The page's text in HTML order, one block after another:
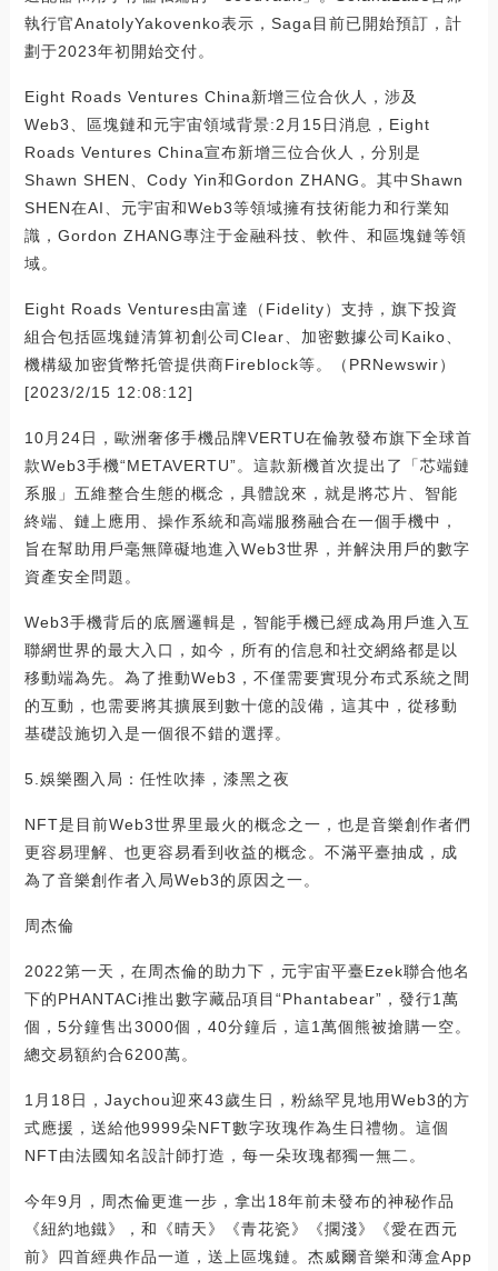
執行官AnatolyYakovenko表示，Saga目前已開始預訂，計
劃于2023年初開始交付。
Eight Roads Ventures China新增三位合伙人，涉及
Web3、區塊鏈和元宇宙領域背景:2月15日消息，Eight
Roads Ventures China宣布新增三位合伙人，分別是
Shawn SHEN、Cody Yin和Gordon ZHANG。其中Shawn
SHEN在AI、元宇宙和Web3等領域擁有技術能力和行業知
識，Gordon ZHANG專注于金融科技、軟件、和區塊鏈等領
域。
Eight Roads Ventures由富達（Fidelity）支持，旗下投資
組合包括區塊鏈清算初創公司Clear、加密數據公司Kaiko、
機構級加密貨幣托管提供商Fireblock等。（PRNewswir）
[2023/2/15 12:08:12]
10月24日，歐洲奢侈手機品牌VERTU在倫敦發布旗下全球首
款Web3手機“METAVERTU”。這款新機首次提出了「芯端鏈
系服」五維整合生態的概念，具體說來，就是將芯片、智能
終端、鏈上應用、操作系統和高端服務融合在一個手機中，
旨在幫助用戶毫無障礙地進入Web3世界，并解決用戶的數字
資產安全問題。
Web3手機背后的底層邏輯是，智能手機已經成為用戶進入互
聯網世界的最大入口，如今，所有的信息和社交網絡都是以
移動端為先。為了推動Web3，不僅需要實現分布式系統之間
的互動，也需要將其擴展到數十億的設備，這其中，從移動
基礎設施切入是一個很不錯的選擇。
5.娛樂圈入局：任性吹捧，漆黑之夜
NFT是目前Web3世界里最火的概念之一，也是音樂創作者們
更容易理解、也更容易看到收益的概念。不滿平臺抽成，成
為了音樂創作者入局Web3的原因之一。
周杰倫
2022第一天，在周杰倫的助力下，元宇宙平臺Ezek聯合他名
下的PHANTACi推出數字藏品項目“Phantabear”，發行1萬
個，5分鐘售出3000個，40分鐘后，這1萬個熊被搶購一空。
總交易額約合6200萬。
1月18日，Jaychou迎來43歲生日，粉絲罕見地用Web3的方
式應援，送給他9999朵NFT數字玫瑰作為生日禮物。這個
NFT由法國知名設計師打造，每一朵玫瑰都獨一無二。
今年9月，周杰倫更進一步，拿出18年前未發布的神秘作品
《紐約地鐵》，和《晴天》《青花瓷》《擱淺》《愛在西元
前》四首經典作品一道，送上區塊鏈。杰威爾音樂和薄盒App